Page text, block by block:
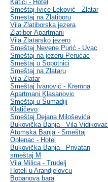
Katići - Hotel
Smeštaj Ivice Leković - Zlatar
Smestaj na Zlatiboru
Vila Zlatiborska jezera
Zlatibor-Apartmani
Vila Zlatarsko jezero
Smeštaj Nevene Purić - Uvac
Smeštaj na jezeru Perućac
Smeštaj u Sopotnici
Smeštaj na Zlataru
Vila Zlatar
Smeštaj Ivanović - Kremna
Apartmani Klasanovic
Smeštaj u Šumadiji
Klatičevo
Smeštaj Dejana Miloševića
Bukovička Banja - Vila Vidikovac
Atomska Banja - Smeštaj
Oplenac - Hotel
Bukovička Banja - Privatan
smeštaj M
Vila Milica - Trudelj
Hoteli u Arandjelovcu
Bobanova bara